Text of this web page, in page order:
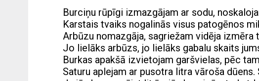
Burciņu rūpīgi izmazgājam ar sodu,
Karstais tvaiks nogalinās visus patogēnos
Arbūzu nomazgāja, sagriežam vidēja
Jo lielāks arbūzs, jo lielāks gabalu skaits
Burkas apakšā izvietojam garšvielas, pēc
Saturu aplejam ar pusotra litra vāroša